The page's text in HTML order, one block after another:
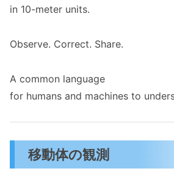
in 10-meter units.
Observe. Correct. Share.
A common language
for humans and machines to
移動体の観測